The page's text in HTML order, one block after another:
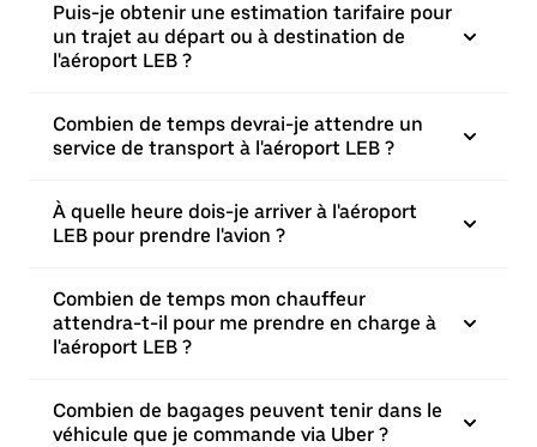
Puis-je obtenir une estimation tarifaire pour
un trajet au départ ou à destination de
l'aéroport LEB ?
Combien de temps devrai-je attendre un
service de transport à l'aéroport LEB ?
À quelle heure dois-je arriver à l'aéroport
LEB pour prendre l'avion ?
Combien de temps mon chauffeur
attendra-t-il pour me prendre en charge à
l'aéroport LEB ?
Combien de bagages peuvent tenir dans le
véhicule que je commande via Uber ?